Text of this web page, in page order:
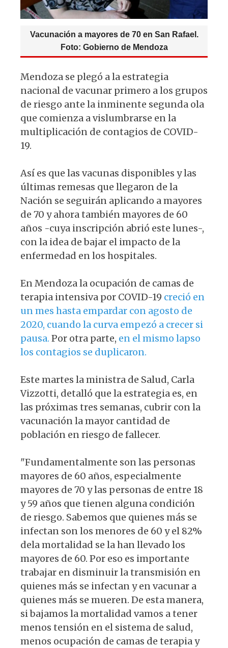
Vacunación a mayores de 70 en San Rafael.
Foto: Gobierno de Mendoza
Mendoza se plegó a la estrategia
nacional de vacunar primero a los grupos
de riesgo ante la inminente segunda ola
que comienza a vislumbrarse en la
multiplicación de contagios de COVID-
19.
Así es que las vacunas disponibles y las
últimas remesas que llegaron de la
Nación se seguirán aplicando a mayores
de 70 y ahora también mayores de 60
años -cuya inscripción abrió este lunes-,
con la idea de bajar el impacto de la
enfermedad en los hospitales.
En Mendoza la ocupación de camas de
terapia intensiva por COVID-19 creció en
un mes hasta empardar con agosto de
2020, cuando la curva empezó a crecer si
pausa. Por otra parte, en el mismo lapso
los contagios se duplicaron.
Este martes la ministra de Salud, Carla
Vizzotti, detalló que la estrategia es, en
las próximas tres semanas, cubrir con la
vacunación la mayor cantidad de
población en riesgo de fallecer.
"Fundamentalmente son las personas
mayores de 60 años, especialmente
mayores de 70 y las personas de entre 18
y 59 años que tienen alguna condición
de riesgo. Sabemos que quienes más se
infectan son los menores de 60 y el 82%
dela mortalidad se la han llevado los
mayores de 60. Por eso es importante
trabajar en disminuir la transmisión en
quienes más se infectan y en vacunar a
quienes más se mueren. De esta manera,
si bajamos la mortalidad vamos a tener
menos tensión en el sistema de salud,
menos ocupación de camas de terapia y